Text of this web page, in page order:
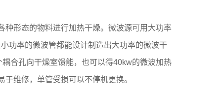
形态的物料进行加热干燥。微波源可用大功率
功率的微波管都能设计制造出大功率的微波干
合孔向干燥室馈能，也可以得40kw的微波加热
维修，单管受损可以不停机更换。